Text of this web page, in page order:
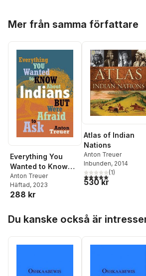
Mer från samma författare
Everything You
Wanted to Know
about Indians But
Were Afraid to Ask:
Revised and
Anton Treuer
Häftad, 2023
288 kr
Atlas of Indian
Nations
Anton Treuer
Inbunden, 2014
5,0utav 5 stjärnor.
(1)
530 kr
Du kanske också är